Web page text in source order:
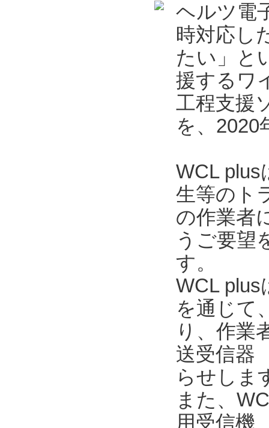
ヘルツ電
時対応し
たい」と
援するワ
工程支援
を、2020
WCL plus
生等のト
の作業者
うご要望
す。
WCL
を通じて
り、作業
送受信器
らせしま
また、
用受信機